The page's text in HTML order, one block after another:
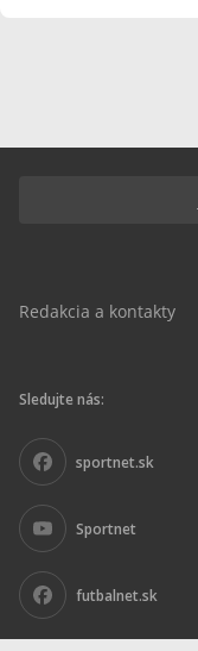
Redakcia a kontakty
Sledujte nás:
sportnet.sk
Sportnet
futbalnet.sk